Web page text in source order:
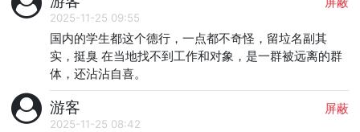
2025-11-25 09:55
国内的学生都这个德行，一点都不奇怪，留垃名副其
实，挺臭 在当地找不到工作和对象，是一群被远离的群
体，还沾沾自喜。
游客 屏蔽
2025-11-25 08:42